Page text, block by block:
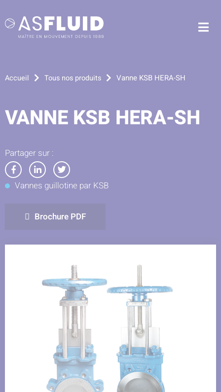
Aller à la recherche
Accueil Tous nos produits Vanne KSB HERA-SH
VANNE KSB HERA-SH
Partager sur :
Partager
sur
Partager
sur
Partager
sur
Vannes guillotine par KSB
Brochure PDF